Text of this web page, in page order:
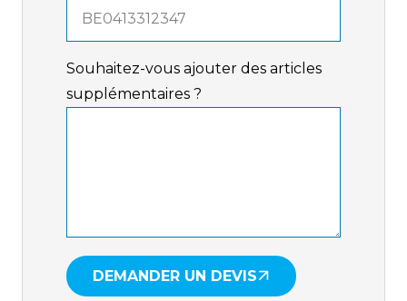
Souhaitez-vous ajouter des articles
supplémentaires ?
DEMANDER UN DEVIS